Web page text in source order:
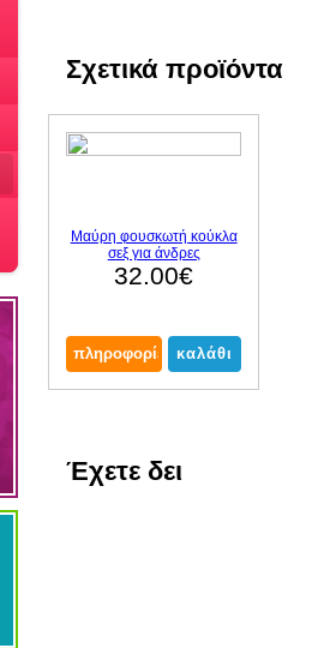
Σχετικά προϊόντα
Μαύρη φουσκωτή κούκλα
σεξ για άνδρες
32.00€
Έχετε δει